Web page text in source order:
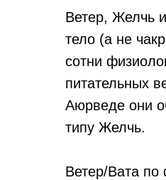
Ветер, Желчь
тело (а не
сотни
питательных
Аюрведе они
типу Желчь.
Ветер/Вата по